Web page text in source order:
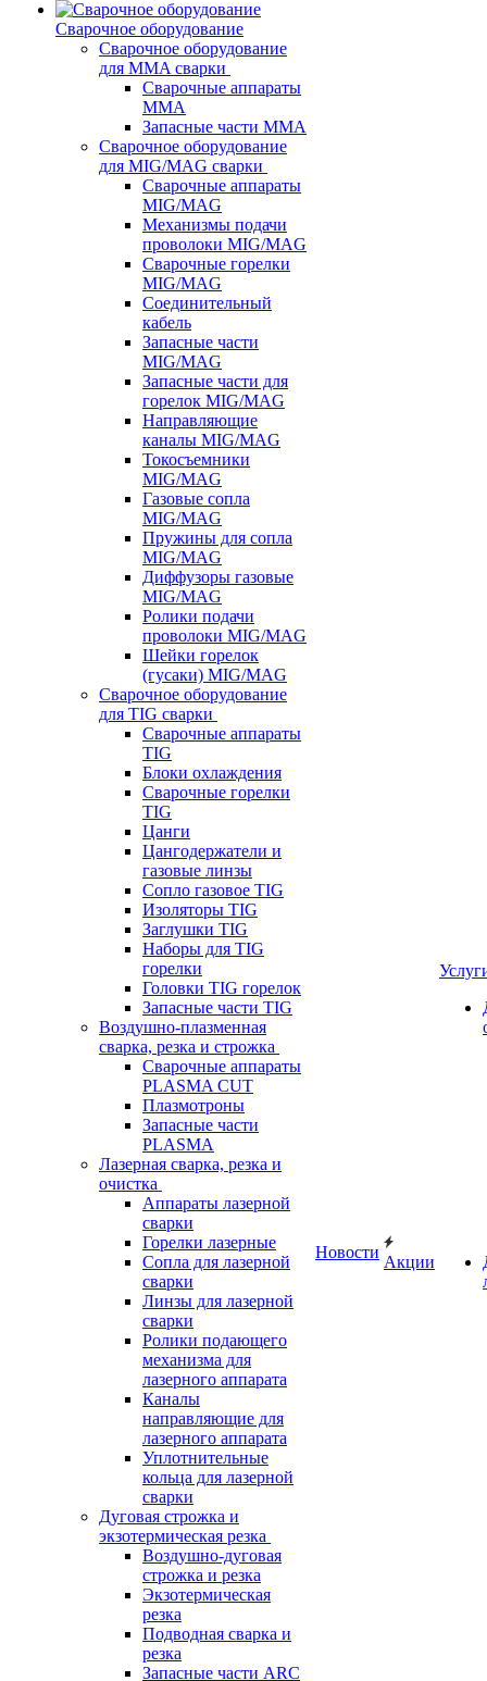
Сварочное оборудование
Сварочное оборудование
для MMA сварки
Сварочные аппараты
MMA
Запасные части MMA
Сварочное оборудование
для MIG/MAG сварки
Сварочные аппараты
MIG/MAG
Механизмы подачи
проволоки MIG/MAG
Сварочные горелки
MIG/MAG
Соединительный
кабель
Запасные части
MIG/MAG
Запасные части для
горелок MIG/MAG
Направляющие
каналы MIG/MAG
Токосъемники
MIG/MAG
Газовые сопла
MIG/MAG
Пружины для сопла
MIG/MAG
Диффузоры газовые
MIG/MAG
Ролики подачи
проволоки MIG/MAG
Шейки горелок
(гусаки) MIG/MAG
Сварочное оборудование
для TIG сварки
Сварочные аппараты
TIG
Блоки охлаждения
Сварочные горелки
TIG
Цанги
Цангодержатели и
газовые линзы
Сопло газовое TIG
Изоляторы TIG
Заглушки TIG
Наборы для TIG
горелки
Головки TIG горелок
Запасные части TIG
Воздушно-плазменная
сварка, резка и строжка
Сварочные аппараты
PLASMA CUT
Плазмотроны
Запасные части
PLASMA
Лазерная сварка, резка и
очистка
Аппараты лазерной
сварки
Горелки лазерные
Сопла для лазерной
сварки
Линзы для лазерной
сварки
Ролики подающего
механизма для
лазерного аппарата
Каналы
направляющие для
лазерного аппарата
Уплотнительные
кольца для лазерной
сварки
Дуговая строжка и
экзотермическая резка
Воздушно-дуговая
строжка и резка
Экзотермическая
резка
Подводная сварка и
резка
Запасные части ARC
Новости
Акции